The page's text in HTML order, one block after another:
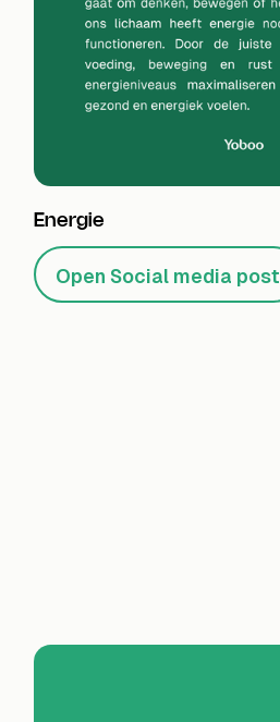
Energie
Open Social media post